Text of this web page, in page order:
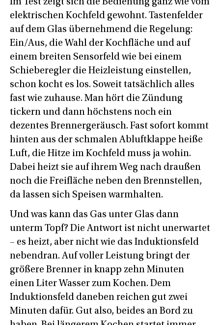
elektrischen Kochfeld gewohnt. Tastenfelder
auf dem Glas übernehmend die Regelung:
Ein/Aus, die Wahl der Kochfläche und auf
einem breiten Sensorfeld wie bei einem
Schieberegler die Heizleistung einstellen,
schon kocht es los. Soweit tatsächlich alles
fast wie zuhause. Man hört die Zündung
tickern und dann höchstens noch ein
dezentes Brennergeräusch. Fast sofort kommt
hinten aus der schmalen Abluftklappe heiße
Luft, die Hitze im Kochfeld muss ja wohin.
Dabei heizt sie auf ihrem Weg nach draußen
noch die Freifläche neben den Brennstellen,
da lassen sich Speisen warmhalten.
Und was kann das Gas unter Glas dann
unterm Topf? Die Antwort ist nicht unerwartet
– es heizt, aber nicht wie das Induktionsfeld
nebendran. Auf voller Leistung bringt der
größere Brenner in knapp zehn Minuten
einen Liter Wasser zum Kochen. Dem
Induktionsfeld daneben reichen gut zwei
Minuten dafür. Gut also, beides an Bord zu